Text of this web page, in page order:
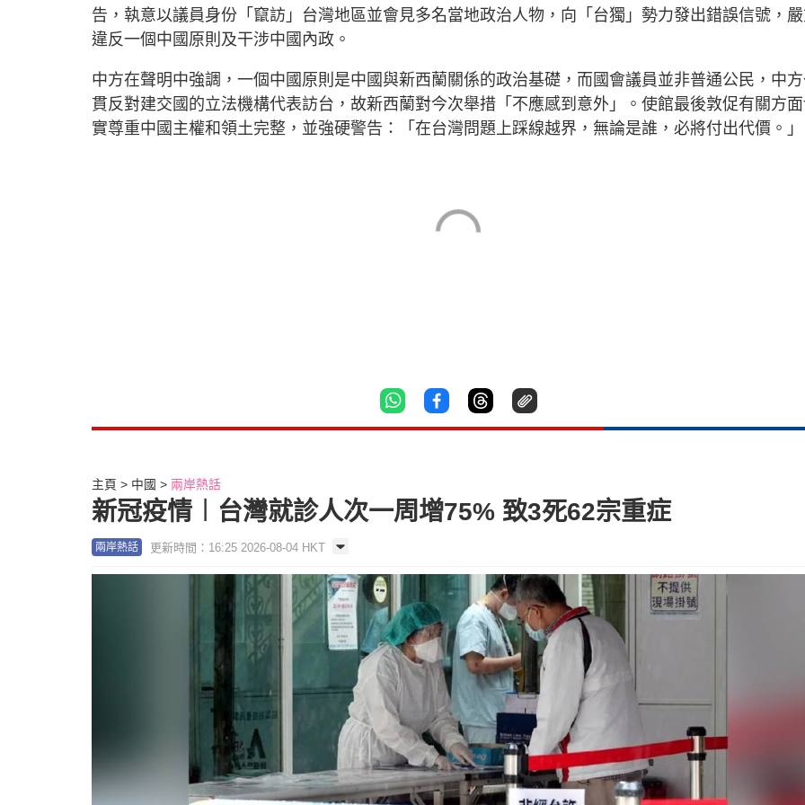
告，執意以議員身份「竄訪」台灣地區並會見多名當地政治人物，向「台獨」勢力發出錯誤信號，
違反一個中國原則及干涉中國內政。
中方在聲明中強調，一個中國原則是中國與新西蘭關係的政治基礎，而國會議員並非普通公民，中
貫反對建交國的立法機構代表訪台，故新西蘭對今次舉措「不應感到意外」。使館最後敦促有關方
實尊重中國主權和領土完整，並強硬警告：「在台灣問題上踩線越界，無論是誰，必將付出代價。」
主頁 中國 兩岸熱話
新冠疫情︱台灣就診人次一周增75% 致3死62宗重症
兩岸熱話 更新時間：16:25 2026-08-04 HKT